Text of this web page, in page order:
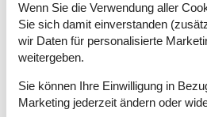
Im Naturcenter Tönnisgaard werden
Garnelenfang am Strand bis zu
angeboten. Es gibt hier außerdem
Café.
In der Nähe von Bolilmark befindet
Skandinaviens breitestem
Wenn Sie die Verwendung aller
Sie sich damit einverstanden
wir Daten für personalisierte
weitergeben.
Sie können Ihre Einwilligung in
Marketing jederzeit ändern oder